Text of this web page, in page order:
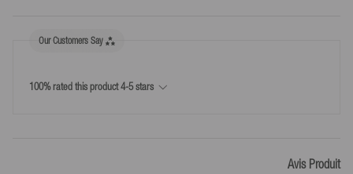
Our Customers Say
100% rated this product 4-5 stars
Avis Produit